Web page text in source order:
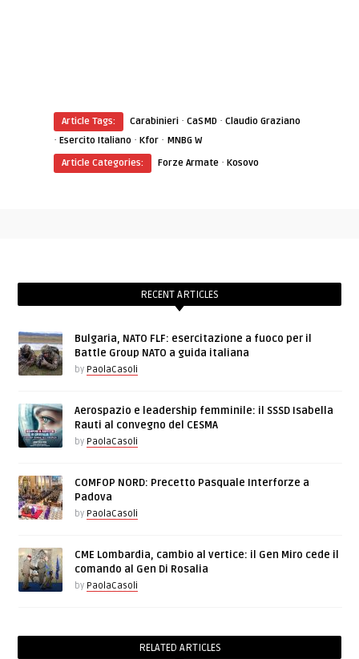
Article Tags: Carabinieri ·CaSMD ·Claudio Graziano
·Esercito Italiano ·Kfor · MNBG W
Article Categories:
Forze Armate ·Kosovo
RECENT ARTICLES
Bulgaria, NATO FLF: esercitazione a fuoco per il
Battle Group NATO a guida italiana
by PaolaCasoli
Aerospazio e leadership femminile: il SSSD Isabella
Rauti al convegno del CESMA
by PaolaCasoli
COMFOP NORD: Precetto Pasquale Interforze a
Padova
by PaolaCasoli
CME Lombardia, cambio al vertice: il Gen Miro cede il
comando al Gen Di Rosalia
by PaolaCasoli
RELATED ARTICLES